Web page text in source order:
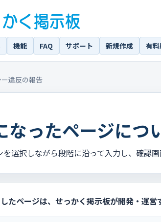
機能 FAQ サポート 新規作成 有
違反の報告
なったページにつ
を選択しながら段階に沿って入力し、確認画
たページは、せっかく掲示板が開発・運営